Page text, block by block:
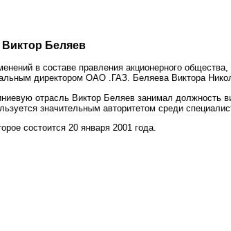
Беляев
в составе правления акционерного общества,
директором ОАО .ГАЗ. Беляева Виктора
отрасль Виктор Беляев занимал должность
значительным авторитетом среди
состоится 20 января 2001 года.